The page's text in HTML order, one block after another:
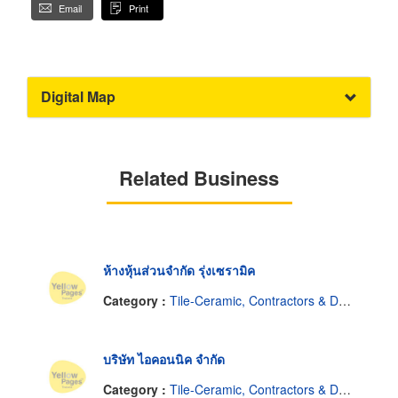
Email Print
Digital Map
Related Business
ห้างหุ้นส่วนจำกัด รุ่งเซรามิค
Category : Tile-Ceramic, Contractors & Dealers
บริษัท ไอคอนนิค จำกัด
Category : Tile-Ceramic, Contractors & Dealers